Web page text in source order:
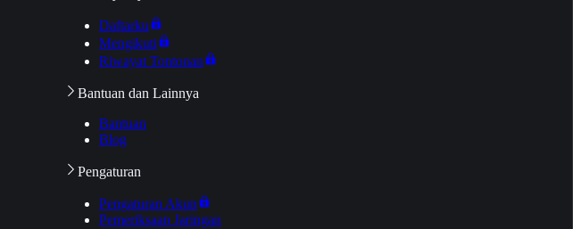
Daftarku
Mengikuti
Riwayat Tontonan
Bantuan dan Lainnya
Bantuan
Blog
Pengaturan
Pengaturan Akun
Pemeriksaan Jaringan